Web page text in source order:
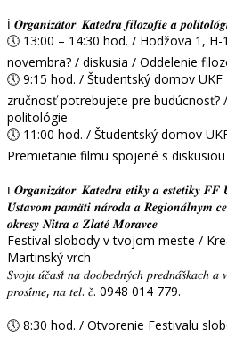
ℹ️ 𝑶𝒓𝒈𝒂𝒏𝒊𝒛𝒂́𝒕𝒐𝒓: 𝑲𝒂𝒕𝒆𝒅𝒓𝒂 𝒇𝒊𝒍𝒐𝒛𝒐𝒇𝒊𝒆 𝒂
🕔 13:00 – 14:30 hod. / Hodžova 1,
novembra? / diskusia / Oddelenie
🕔 9:15 hod. / Študentský domov
zručnosť potrebujete pre budúcnosť?
politológie
🕔 11:00 hod. / Študentský domov
Premietanie filmu spojené s
ℹ️ 𝑶𝒓𝒈𝒂𝒏𝒊𝒛𝒂́𝒕𝒐𝒓: 𝑲𝒂𝒕𝒆𝒅𝒓𝒂 𝒆𝒕𝒊𝒌𝒚 𝒂 𝒆𝒔𝒕𝒆𝒕𝒊𝒌𝒚
𝑼́𝒔𝒕𝒂𝒗𝒐𝒎 𝒑𝒂𝒎𝒂̈𝒕𝒊 𝒏𝒂́𝒓𝒐𝒅𝒂 𝒂 𝑹𝒆𝒈𝒊𝒐𝒏𝒂́𝒍𝒏𝒚𝒎
𝒐𝒌𝒓𝒆𝒔𝒚 𝑵𝒊𝒕𝒓𝒂 𝒂 𝒁𝒍𝒂𝒕𝒆́ 𝑴𝒐𝒓𝒂𝒗𝒄𝒆
Festival slobody v tvojom meste /
Martinský vrch
𝑆𝑣𝑜𝑗𝑢 𝑢́𝑐̌𝑎𝑠𝑡̌ 𝑛𝑎 𝑑𝑜𝑜𝑏𝑒𝑑𝑛𝑦́𝑐ℎ 𝑝𝑟𝑒𝑑𝑛𝑎́𝑠̌𝑘𝑎𝑐ℎ 𝑎
𝑝𝑟𝑜𝑠𝑖́𝑚𝑒, 𝑛𝑎 𝑡𝑒𝑙. 𝑐̌. 0948 014 779.
🕔 8:30 hod. / Otvorenie Festivalu